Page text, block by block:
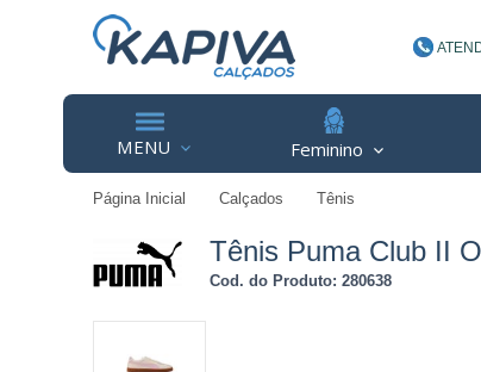
MENU Feminino
Página Inicial Calçados Tênis
Tênis Puma Club II
Cod. do Produto: 280638